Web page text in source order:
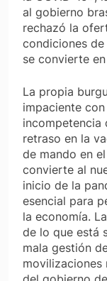
al gobierno
rechazó la
condiciones
se convierte
La propia
impaciente
incompetencia
retraso en la
de mando en
convierte al
inicio de la
esencial para
la economía.
de lo que está
mala gestión
movilizaciones